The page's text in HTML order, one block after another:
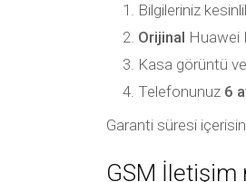
Bilgileriniz
Orijinal Huawei
Kasa görüntü
Telefonunuz 6
Garanti süresi
GSM İletişim